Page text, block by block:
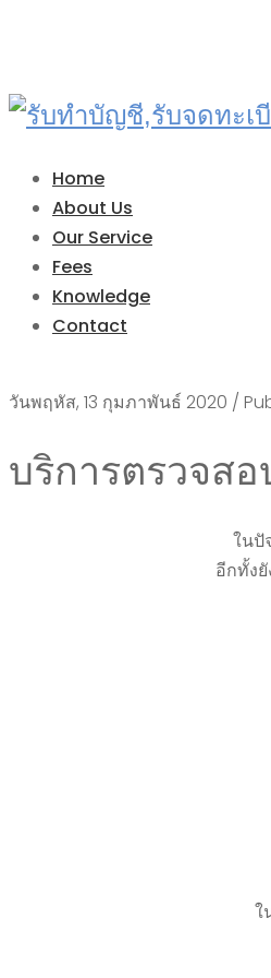
Home
About Us
Our Service
Fees
Knowledge
Contact
วันพฤหัส, 13 กุมภาพันธ์ 2020 /
บริการตรวจส
ในปั
อีกทั้ง
ใ